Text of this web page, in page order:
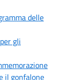
delle
gli
il gonfalone